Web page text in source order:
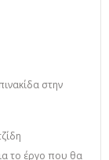
στην
το έργο που θα